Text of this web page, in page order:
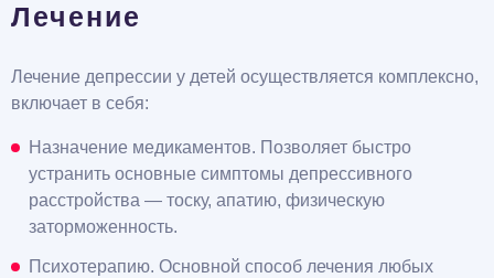
Лечение
Лечение депрессии у детей осуществляется комплексно,
включает в себя:
Назначение медикаментов. Позволяет быстро
устранить основные симптомы депрессивного
расстройства — тоску, апатию, физическую
заторможенность.
Психотерапию. Основной способ лечения любых